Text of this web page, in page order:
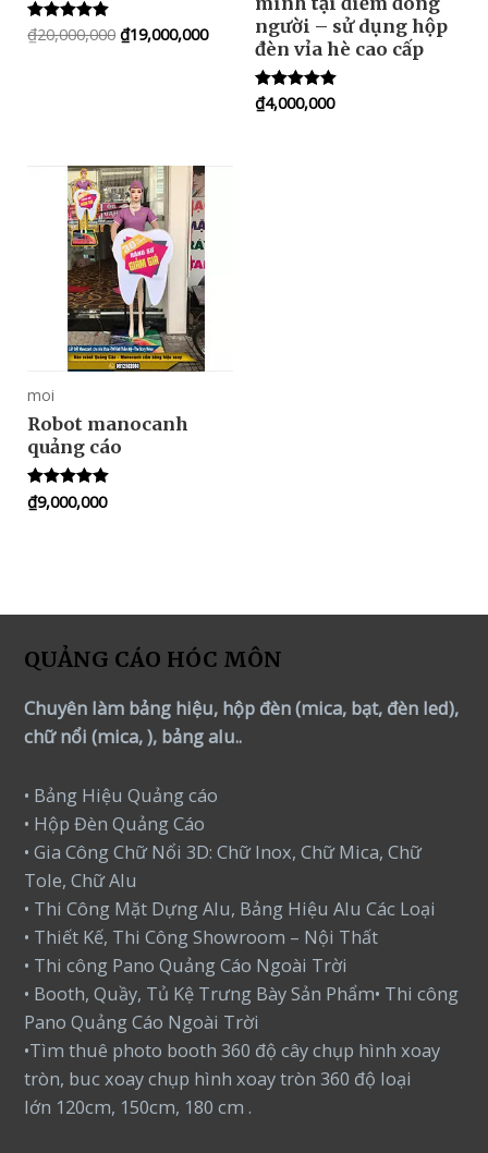
Rated
5.00
₫20,000,000 ₫19,000,000
người – sử dụng hộp
đèn vỉa hè cao cấp
Rated
5.00
₫4,000,000
moi
Robot manocanh
quảng cáo
Rated
5.00
₫9,000,000
QUẢNG CÁO HÓC MÔN
Chuyên làm bảng hiệu, hộp đèn (mica, bạt, đèn led),
chữ nổi (mica, ), bảng alu..
• Bảng Hiệu Quảng cáo
• Hộp Đèn Quảng Cáo
• Gia Công Chữ Nổi 3D: Chữ Inox, Chữ Mica, Chữ
Tole, Chữ Alu
• Thi Công Mặt Dựng Alu, Bảng Hiệu Alu Các Loại
• Thiết Kế, Thi Công Showroom – Nội Thất
• Thi công Pano Quảng Cáo Ngoài Trời
• Booth, Quầy, Tủ Kệ Trưng Bày Sản Phẩm• Thi công
Pano Quảng Cáo Ngoài Trời
•Tìm thuê photo booth 360 độ cây chụp hình xoay
tròn, buc xoay chụp hình xoay tròn 360 độ loại
lớn 120cm, 150cm, 180 cm .